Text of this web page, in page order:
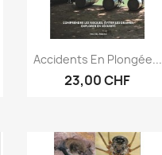
Aperçu rapide
Accidents En Plongée...
23,00 CHF